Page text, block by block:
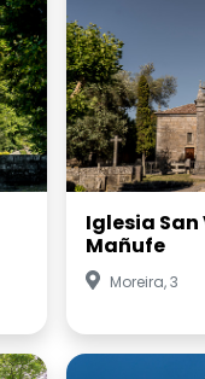
Iglesia
Mañufe
Moreira, 3